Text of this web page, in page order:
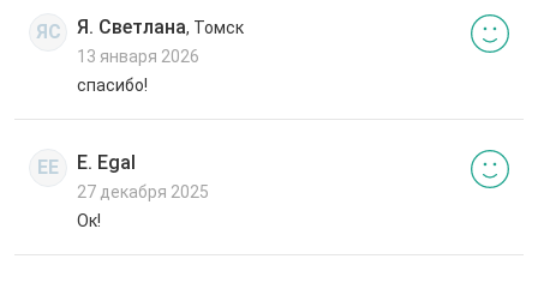
ЯС Я. Светлана, Томск
13 января 2026
спасибо!
EE E. Egal
27 декабря 2025
Ок!